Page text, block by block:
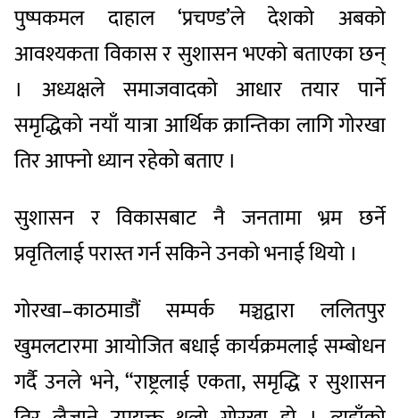
पुष्पकमल दाहाल ‘प्रचण्ड’ले देशको अबको
आवश्यकता विकास र सुशासन भएको बताएका छन्
। अध्यक्षले समाजवादको आधार तयार पार्ने
समृद्धिको नयाँ यात्रा आर्थिक क्रान्तिका लागि गोरखा
तिर आफ्नो ध्यान रहेको बताए ।
सुशासन र विकासबाट नै जनतामा भ्रम छर्ने
प्रवृतिलाई परास्त गर्न सकिने उनको भनाई थियो ।
गोरखा–काठमाडौं सम्पर्क मञ्चद्वारा ललितपुर
खुमलटारमा आयोजित बधाई कार्यक्रमलाई सम्बोधन
गर्दै उनले भने, “राष्ट्रलाई एकता, समृद्धि र सुशासन